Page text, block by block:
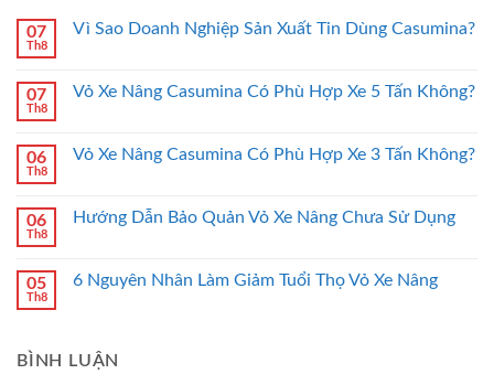
07
Th8
Vì Sao Doanh Nghiệp Sản Xuất Tin Dùng Casumina?
07
Th8
Vỏ Xe Nâng Casumina Có Phù Hợp Xe 5 Tấn Không?
06
Th8
Vỏ Xe Nâng Casumina Có Phù Hợp Xe 3 Tấn Không?
06
Th8
Hướng Dẫn Bảo Quản Vỏ Xe Nâng Chưa Sử Dụng
05
Th8
6 Nguyên Nhân Làm Giảm Tuổi Thọ Vỏ Xe Nâng
BÌNH LUẬN